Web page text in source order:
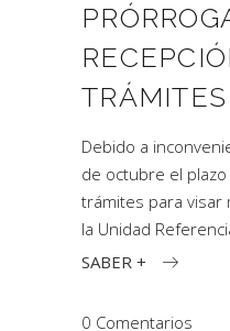
Debido a
de octubre el
trámites para visar
la Unidad
SABER +
0 Comentarios